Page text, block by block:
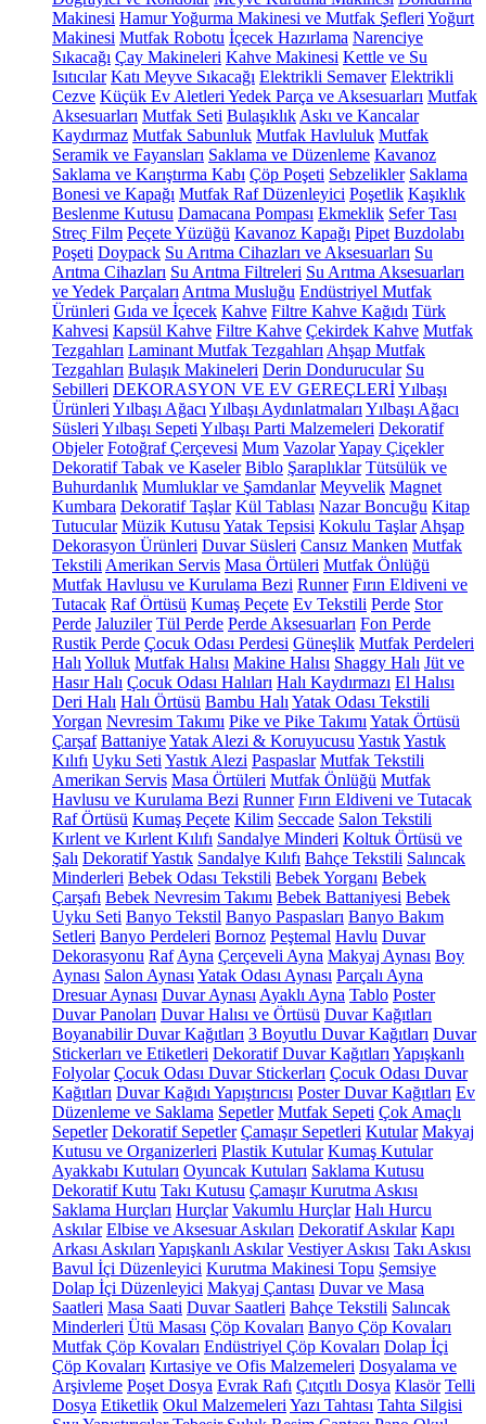
Makinesi Hamur Yoğurma Makinesi ve Mutfak Şefleri Yoğurt
Makinesi Mutfak Robotu İçecek Hazırlama Narenciye
Sıkacağı Çay Makineleri Kahve Makinesi Kettle ve Su
Isıtıcılar Katı Meyve Sıkacağı Elektrikli Semaver Elektrikli
Cezve Küçük Ev Aletleri Yedek Parça ve Aksesuarları Mutfak
Aksesuarları Mutfak Seti Bulaşıklık Askı ve Kancalar
Kaydırmaz Mutfak Sabunluk Mutfak Havluluk Mutfak
Seramik ve Fayansları Saklama ve Düzenleme Kavanoz
Saklama ve Karıştırma Kabı Çöp Poşeti Sebzelikler Saklama
Bonesi ve Kapağı Mutfak Raf Düzenleyici Poşetlik Kaşıklık
Beslenme Kutusu Damacana Pompası Ekmeklik Sefer Tası
Streç Film Peçete Yüzüğü Kavanoz Kapağı Pipet Buzdolabı
Poşeti Doypack Su Arıtma Cihazları ve Aksesuarları Su
Arıtma Cihazları Su Arıtma Filtreleri Su Arıtma Aksesuarları
ve Yedek Parçaları Arıtma Musluğu Endüstriyel Mutfak
Ürünleri Gıda ve İçecek Kahve Filtre Kahve Kağıdı Türk
Kahvesi Kapsül Kahve Filtre Kahve Çekirdek Kahve Mutfak
Tezgahları Laminant Mutfak Tezgahları Ahşap Mutfak
Tezgahları Bulaşık Makineleri Derin Dondurucular Su
Sebilleri DEKORASYON VE EV GEREÇLERİYılbaşı
Ürünleri Yılbaşı Ağacı Yılbaşı Aydınlatmaları Yılbaşı Ağacı
Süsleri Yılbaşı Sepeti Yılbaşı Parti Malzemeleri Dekoratif
Objeler Fotoğraf Çerçevesi Mum VazolarYapay Çiçekler
Dekoratif Tabak ve Kaseler Biblo Şaraplıklar Tütsülük ve
Buhurdanlık Mumluklar ve Şamdanlar Meyvelik Magnet
Kumbara Dekoratif Taşlar Kül Tablası Nazar Boncuğu Kitap
Tutucular Müzik Kutusu Yatak Tepsisi Kokulu Taşlar Ahşap
Dekorasyon Ürünleri Duvar Süsleri Cansız Manken Mutfak
Tekstili Amerikan Servis Masa Örtüleri Mutfak Önlüğü
Mutfak Havlusu ve Kurulama Bezi Runner Fırın Eldiveni ve
Tutacak Raf Örtüsü Kumaş Peçete Ev Tekstili Perde Stor
Perde Jaluziler Tül Perde Perde Aksesuarları Fon Perde
Rustik Perde Çocuk Odası Perdesi Güneşlik Mutfak Perdeleri
Halı Yolluk Mutfak Halısı Makine Halısı Shaggy Halı Jüt ve
Hasır Halı Çocuk Odası Halıları Halı Kaydırmazı El Halısı
Deri Halı Halı Örtüsü Bambu Halı Yatak Odası Tekstili
Yorgan Nevresim Takımı Pike ve Pike Takımı Yatak Örtüsü
Çarşaf BattaniyeYatak Alezi & Koruyucusu YastıkYastık
Kılıfı Uyku Seti Yastık Alezi Paspaslar Mutfak Tekstili
Amerikan Servis Masa Örtüleri Mutfak Önlüğü Mutfak
Havlusu ve Kurulama Bezi Runner Fırın Eldiveni ve Tutacak
Raf Örtüsü Kumaş Peçete Kilim Seccade Salon Tekstili
Kırlent ve Kırlent Kılıfı Sandalye Minderi Koltuk Örtüsü ve
Şalı Dekoratif Yastık Sandalye Kılıfı Bahçe Tekstili Salıncak
Minderleri Bebek Odası Tekstili Bebek Yorganı Bebek
Çarşafı Bebek Nevresim Takımı Bebek Battaniyesi Bebek
Uyku Seti Banyo Tekstil Banyo Paspasları Banyo Bakım
Setleri Banyo Perdeleri Bornoz Peştemal Havlu Duvar
Dekorasyonu Raf Ayna Çerçeveli Ayna Makyaj Aynası Boy
Aynası Salon Aynası Yatak Odası Aynası Parçalı Ayna
Dresuar Aynası Duvar Aynası Ayaklı Ayna Tablo Poster
Duvar Panoları Duvar Halısı ve Örtüsü Duvar Kağıtları
Boyanabilir Duvar Kağıtları 3 Boyutlu Duvar Kağıtları Duvar
Stickerları ve Etiketleri Dekoratif Duvar Kağıtları Yapışkanlı
Folyolar Çocuk Odası Duvar Stickerları Çocuk Odası Duvar
Kağıtları Duvar Kağıdı Yapıştırıcısı Poster Duvar Kağıtları Ev
Düzenleme ve Saklama Sepetler Mutfak Sepeti Çok Amaçlı
Sepetler Dekoratif Sepetler Çamaşır Sepetleri Kutular Makyaj
Kutusu ve Organizerleri Plastik Kutular Kumaş Kutular
Ayakkabı Kutuları Oyuncak Kutuları Saklama Kutusu
Dekoratif Kutu Takı Kutusu Çamaşır Kurutma Askısı
Saklama Hurçları Hurçlar Vakumlu Hurçlar Halı Hurcu
Askılar Elbise ve Aksesuar Askıları Dekoratif Askılar Kapı
Arkası Askıları Yapışkanlı Askılar Vestiyer Askısı Takı Askısı
Bavul İçi Düzenleyici Kurutma Makinesi Topu Şemsiye
Dolap İçi Düzenleyici Makyaj Çantası Duvar ve Masa
Saatleri Masa Saati Duvar Saatleri Bahçe Tekstili Salıncak
Minderleri Ütü Masası Çöp Kovaları Banyo Çöp Kovaları
Mutfak Çöp Kovaları Endüstriyel Çöp Kovaları Dolap İçi
Çöp Kovaları Kırtasiye ve Ofis Malzemeleri Dosyalama ve
Arşivleme Poşet Dosya Evrak Rafı Çıtçıtlı Dosya Klasör Telli
Dosya Etiketlik Okul Malzemeleri Yazı Tahtası Tahta Silgisi